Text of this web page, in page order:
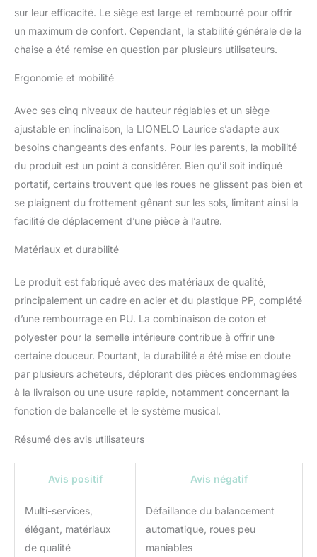
L'insert de réduction
inclus dans l'ensemble
sera très utile lors de
l'utilisation de l'option du
points protégeront le
bébé contre les
inclinaisons et les chutes
soudaines. L'utilisation
de roues facilite le
déplacement et le
fonctionnement de la
chaise d'enfant pliable
OPTION DE
détection automatique
de mouvement et le
fonctionnement
silencieux pendant le
certainement la qualité
du sommeil de chaque
bébé. La balancelle
dispose de 8 berceuses
préchargées et d'une
15, 30 ou 45 minutes. Le
contrôle se fait à l'aide
d'un panneau intuitif. La
longueur du câble
d'alimentation est de 2m
la chaise enfant est
sur leur efficacité. Le siège est large et rembourré pour offrir
un maximum de confort. Cependant, la stabilité générale de la
chaise a été remise en question par plusieurs utilisateurs.
Ergonomie et mobilité
Avec ses cinq niveaux de hauteur réglables et un siège
ajustable en inclinaison, la LIONELO Laurice s’adapte aux
besoins changeants des enfants. Pour les parents, la mobilité
du produit est un point à considérer. Bien qu’il soit indiqué
portatif, certains trouvent que les roues ne glissent pas bien et
se plaignent du frottement gênant sur les sols, limitant ainsi la
facilité de déplacement d’une pièce à l’autre.
Matériaux et durabilité
Le produit est fabriqué avec des matériaux de qualité,
principalement un cadre en acier et du plastique PP, complété
d’une rembourrage en PU. La combinaison de coton et
polyester pour la semelle intérieure contribue à offrir une
certaine douceur. Pourtant, la durabilité a été mise en doute
par plusieurs acheteurs, déplorant des pièces endommagées
à la livraison ou une usure rapide, notamment concernant la
fonction de balancelle et le système musical.
Résumé des avis utilisateurs
Avis positif Avis négatif
Multi-services,
élégant, matériaux
de qualité
Défaillance du balancement
automatique, roues peu
maniables